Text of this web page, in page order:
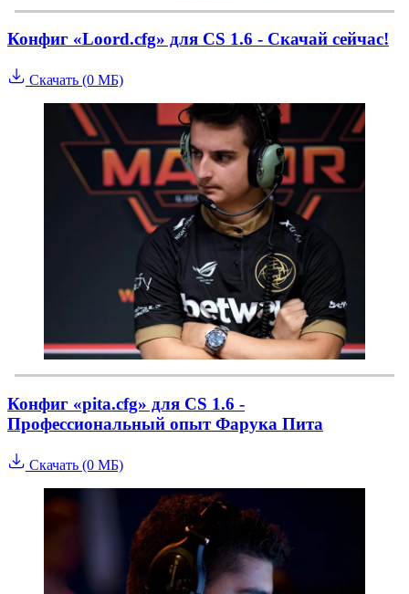
Конфиг «Loord.cfg» для CS 1.6 - Скачай сейчас!
Скачать (0 МБ)
Конфиг «pita.cfg» для CS 1.6 -
Профессиональный опыт Фарука Пита
Скачать (0 МБ)